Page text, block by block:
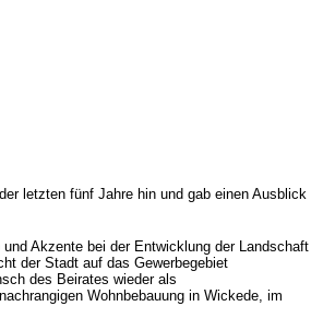
letzten fünf Jahre hin und gab einen Ausblick
Akzente bei der Entwicklung der Landschaft
der Stadt auf das Gewerbegebiet
des Beirates wieder als
Wohnbebauung in Wickede, im